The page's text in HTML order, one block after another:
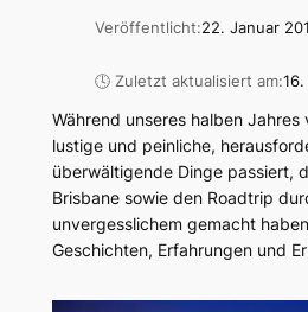
Veröffentlicht:22. Januar
🕓 Zuletzt aktualisiert am:
Während unseres halben
lustige und peinliche,
überwältigende Dinge passiert,
Brisbane sowie den Roadtrip
unvergesslichem gemacht
Geschichten, Erfahrungen und